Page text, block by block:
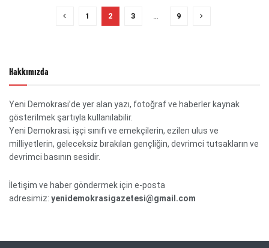
1 2 3 … 9
Hakkımızda
Yeni Demokrasi’de yer alan yazı, fotoğraf ve haberler kaynak
gösterilmek şartıyla kullanılabilir.
Yeni Demokrasi; işçi sınıfı ve emekçilerin, ezilen ulus ve
milliyetlerin, geleceksiz bırakılan gençliğin, devrimci tutsakların ve
devrimci basının sesidir.
İletişim ve haber göndermek için e-posta
adresimiz: yenidemokrasigazetesi@gmail.com